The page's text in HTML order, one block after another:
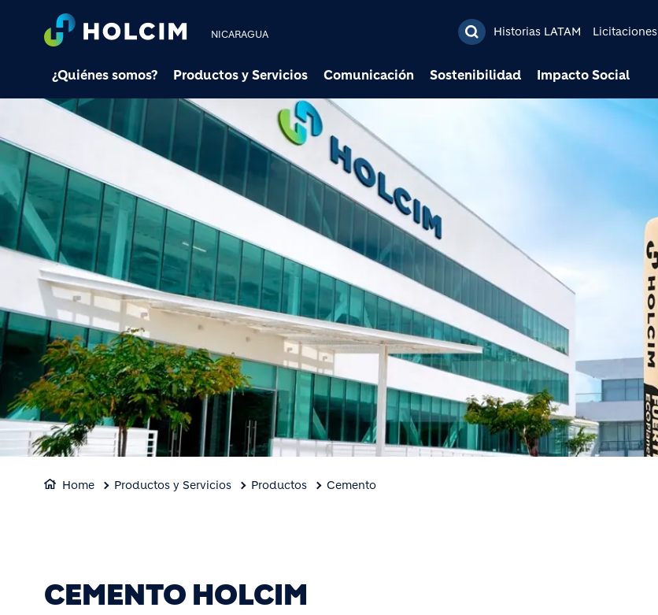
NICARAGUA Historias LATAM Licitaciones
¿Quiénes somos? Productos y Servicios Comunicación Sostenibilidad Impacto Social
Home Productos y Servicios Productos Cemento
CEMENTO HOLCIM